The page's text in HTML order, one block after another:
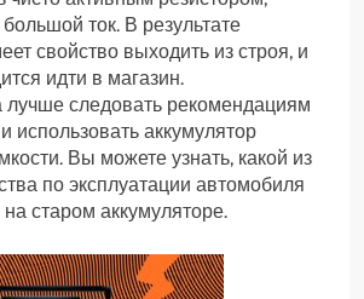
ток. В результате
свойство выходить из строя, и
идти в магазин.
лучше следовать рекомендациям
использовать аккумулятор
Вы можете узнать, какой из
по эксплуатации автомобиля
на старом аккумуляторе.